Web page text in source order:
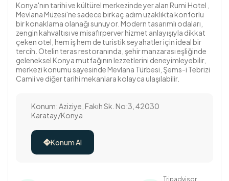
Konya'nın tarihi ve kültürel merkezinde yer alan Rumi Hotel ,
Mevlana Müzesi'ne sadece birkaç adım uzaklıkta konforlu
bir konaklama olanağı sunuyor. Modern tasarımlı odaları,
zengin kahvaltısı ve misafirperver hizmet anlayışıyla dikkat
çeken otel, hem iş hem de turistik seyahatler için ideal bir
tercih. Otelin teras restoranında, şehir manzarası eşliğinde
geleneksel Konya mutfağının lezzetlerini deneyimleyebilir,
merkezi konumu sayesinde Mevlana Türbesi, Şems-i Tebrizi
Camii ve diğer tarihi mekanlara kolayca ulaşılabilir.
Konum: Aziziye, Fakıh Sk. No:3, 42030
Karatay/Konya
Konum Al
Tripadvisor